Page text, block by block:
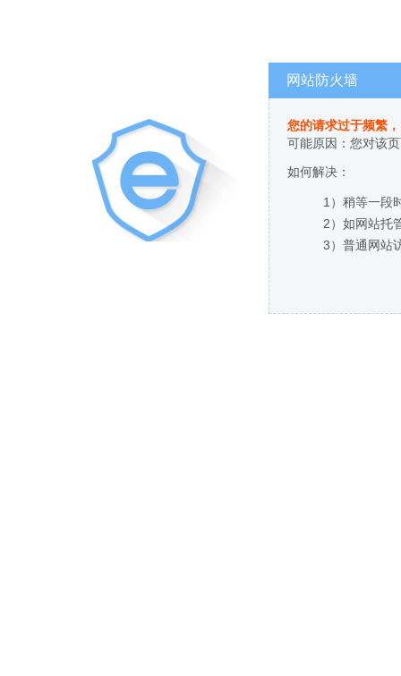
网站防火墙
您的请求过于频繁
可能原因：您对该
如何解决：
1）稍等一段
2）如网站托
3）普通网站